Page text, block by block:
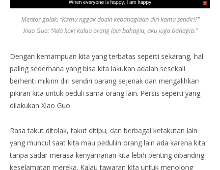
Mentor galak: “Kamu nggak doain kebahagiaan diri kamu sendiri?”
Xiao Guo: “Ada kok! Kalau orang lain bahagia, aku juga bahagia.”
Dengan kemampuan kita yang terbatas seperti sekarang, hal
paling sederhana yang bisa kita lakukan adalah sesekali
berhenti mikirin diri sendiri barang sejenak dan mengalihkan
pikiran kita untuk peduli sama orang lain. Persis seperti yang
dilakukan Xiao Guo.
Rasa takut ditolak, takut ditipu, dan berbagai ketakutan lain
yang muncul saat kita mau peduliin orang lain ada karena kita
tanpa sadar merasa kenyamanan kita lebih penting dibanding
keselamatan mereka. Kalau tawaran kita untuk menolong